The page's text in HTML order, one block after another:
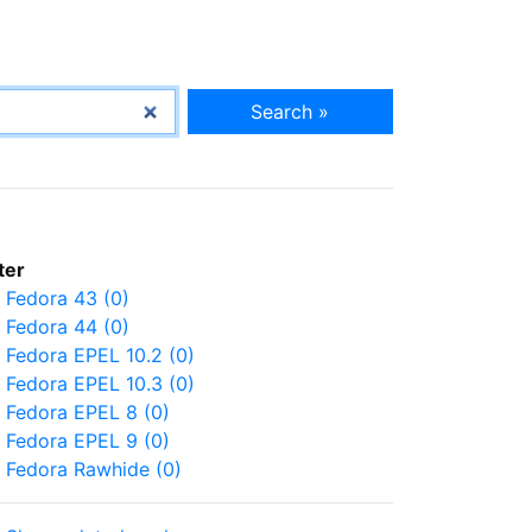
Search »
Fedora 43 (0)
Fedora 44 (0)
Fedora EPEL 10.2 (0)
Fedora EPEL 10.3 (0)
Fedora EPEL 8 (0)
Fedora EPEL 9 (0)
Fedora Rawhide (0)